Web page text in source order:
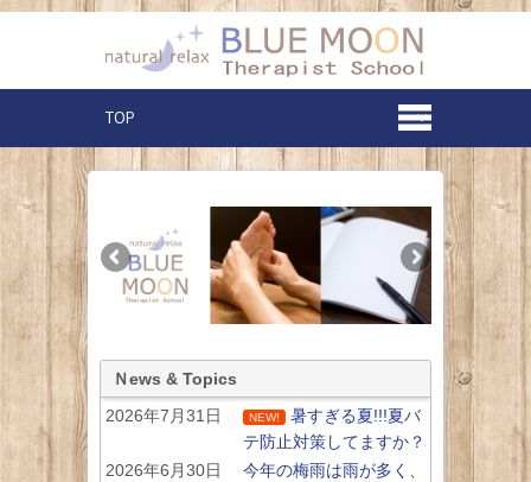
Ｎews & Topics
2026年7月31日
NEW!
暑すぎる夏!!!夏バ
テ防止対策してますか？
2026年6月30日
今年の梅雨は雨が多く、